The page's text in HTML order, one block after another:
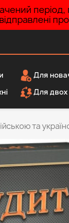
відправлені
Для
Для двох
та